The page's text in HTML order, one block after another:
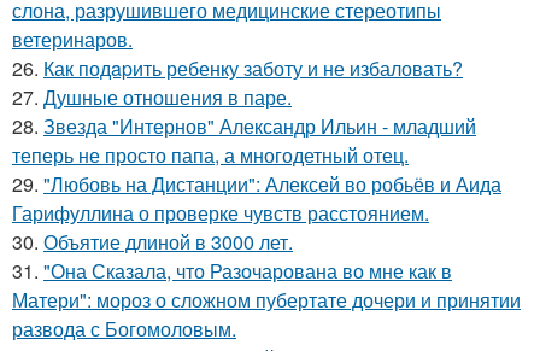
слона, разрушившего медицинские стереотипы
ветеринаров.
26. Как подapить ребенку заботу и не избаловать?
27. Душные отношения в паре.
28. Звезда "Интернов" Александр Ильин - младший
теперь не просто папа, а многодетный отец.
29. "Любовь на Дистанции": Алексей во робьёв и Аида
Гарифуллина о проверке чувств расстоянием.
30. Объятие длиной в 3000 лет.
31. "Она Сказала, что Разочарована во мне как в
Матери": мороз о сложном пубертате дочери и принятии
развода с Богомоловым.